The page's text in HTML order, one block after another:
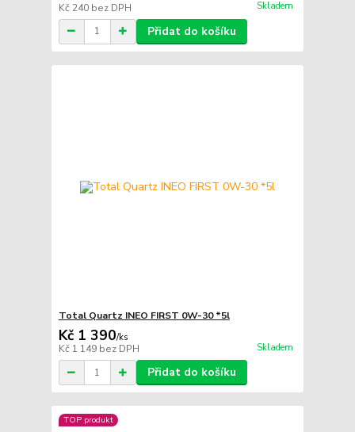
Kč 240 bez DPH Skladem
Přidat do košíku
Total Quartz INEO FIRST 0W-30 *5l
Kč 1 390/ks
Kč 1 149 bez DPH Skladem
Přidat do košíku
TOP produkt